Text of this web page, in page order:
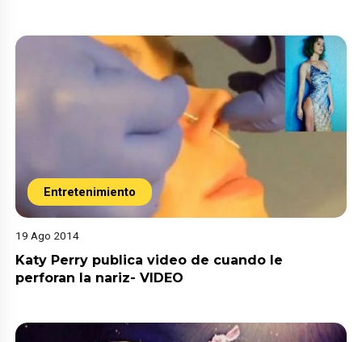
Entretenimiento
19 Ago 2014
Katy Perry publica video de cuando le
perforan la nariz- VIDEO